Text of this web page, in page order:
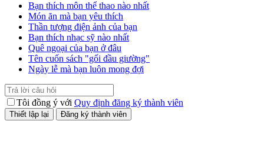
Bạn thích môn thể thao nào nhất
Món ăn mà bạn yêu thích
Thần tượng điện ảnh của bạn
Bạn thích nhạc sỹ nào nhất
Quê ngoại của bạn ở đâu
Tên cuốn sách "gối đầu giường"
Ngày lễ mà bạn luôn mong đợi
Tôi đồng ý với Quy định đăng ký thành viên